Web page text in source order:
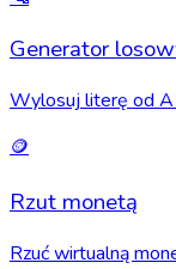
Generator
Wylosuj literę od
🪙
Rzut monetą
Rzuć wirtualną